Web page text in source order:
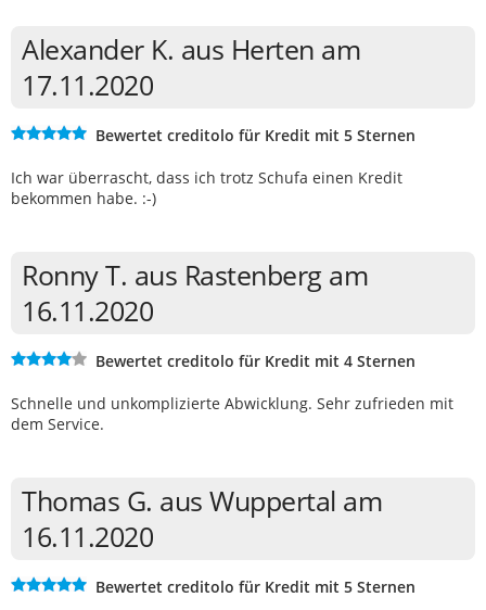
Alexander K. aus Herten am
17.11.2020
Bewertet creditolo für Kredit mit 5 Sternen
Ich war überrascht, dass ich trotz Schufa einen Kredit
bekommen habe. :-)
Ronny T. aus Rastenberg am
16.11.2020
Bewertet creditolo für Kredit mit 4 Sternen
Schnelle und unkomplizierte Abwicklung. Sehr zufrieden mit
dem Service.
Thomas G. aus Wuppertal am
16.11.2020
Bewertet creditolo für Kredit mit 5 Sternen